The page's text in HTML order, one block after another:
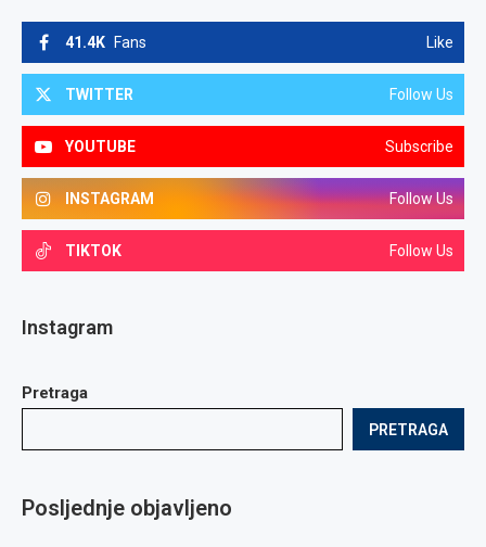
41.4K Fans Like
TWITTER Follow Us
YOUTUBE Subscribe
INSTAGRAM Follow Us
TIKTOK Follow Us
Instagram
Pretraga
PRETRAGA
Posljednje objavljeno